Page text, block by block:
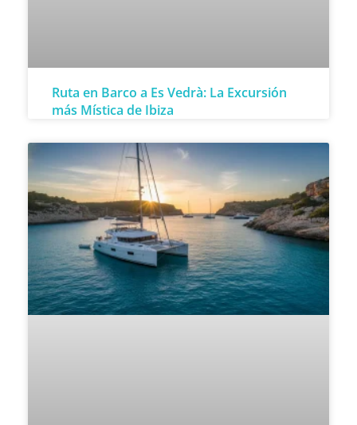
Ruta en Barco a Es Vedrà: La Excursión
más Mística de Ibiza